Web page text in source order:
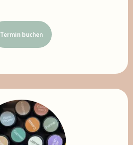
Termin buchen